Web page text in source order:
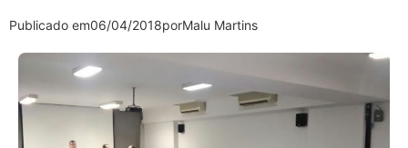
Publicado em06/04/2018porMalu Martins